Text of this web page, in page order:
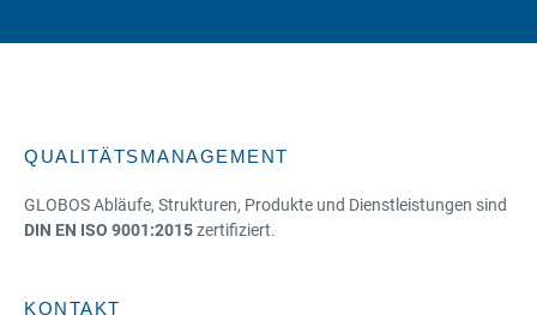
QUALITÄTSMANAGEMENT
GLOBOS Abläufe, Strukturen, Produkte und Dienstleistungen sind
DIN EN ISO 9001:2015zertifiziert.
KONTAKT